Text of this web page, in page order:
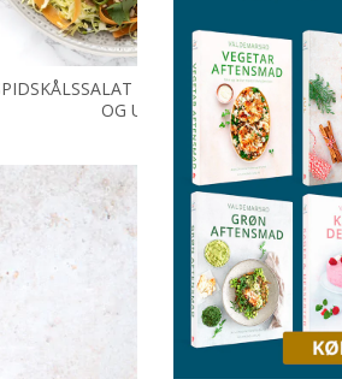
MED GULERØDDER
OG URTER